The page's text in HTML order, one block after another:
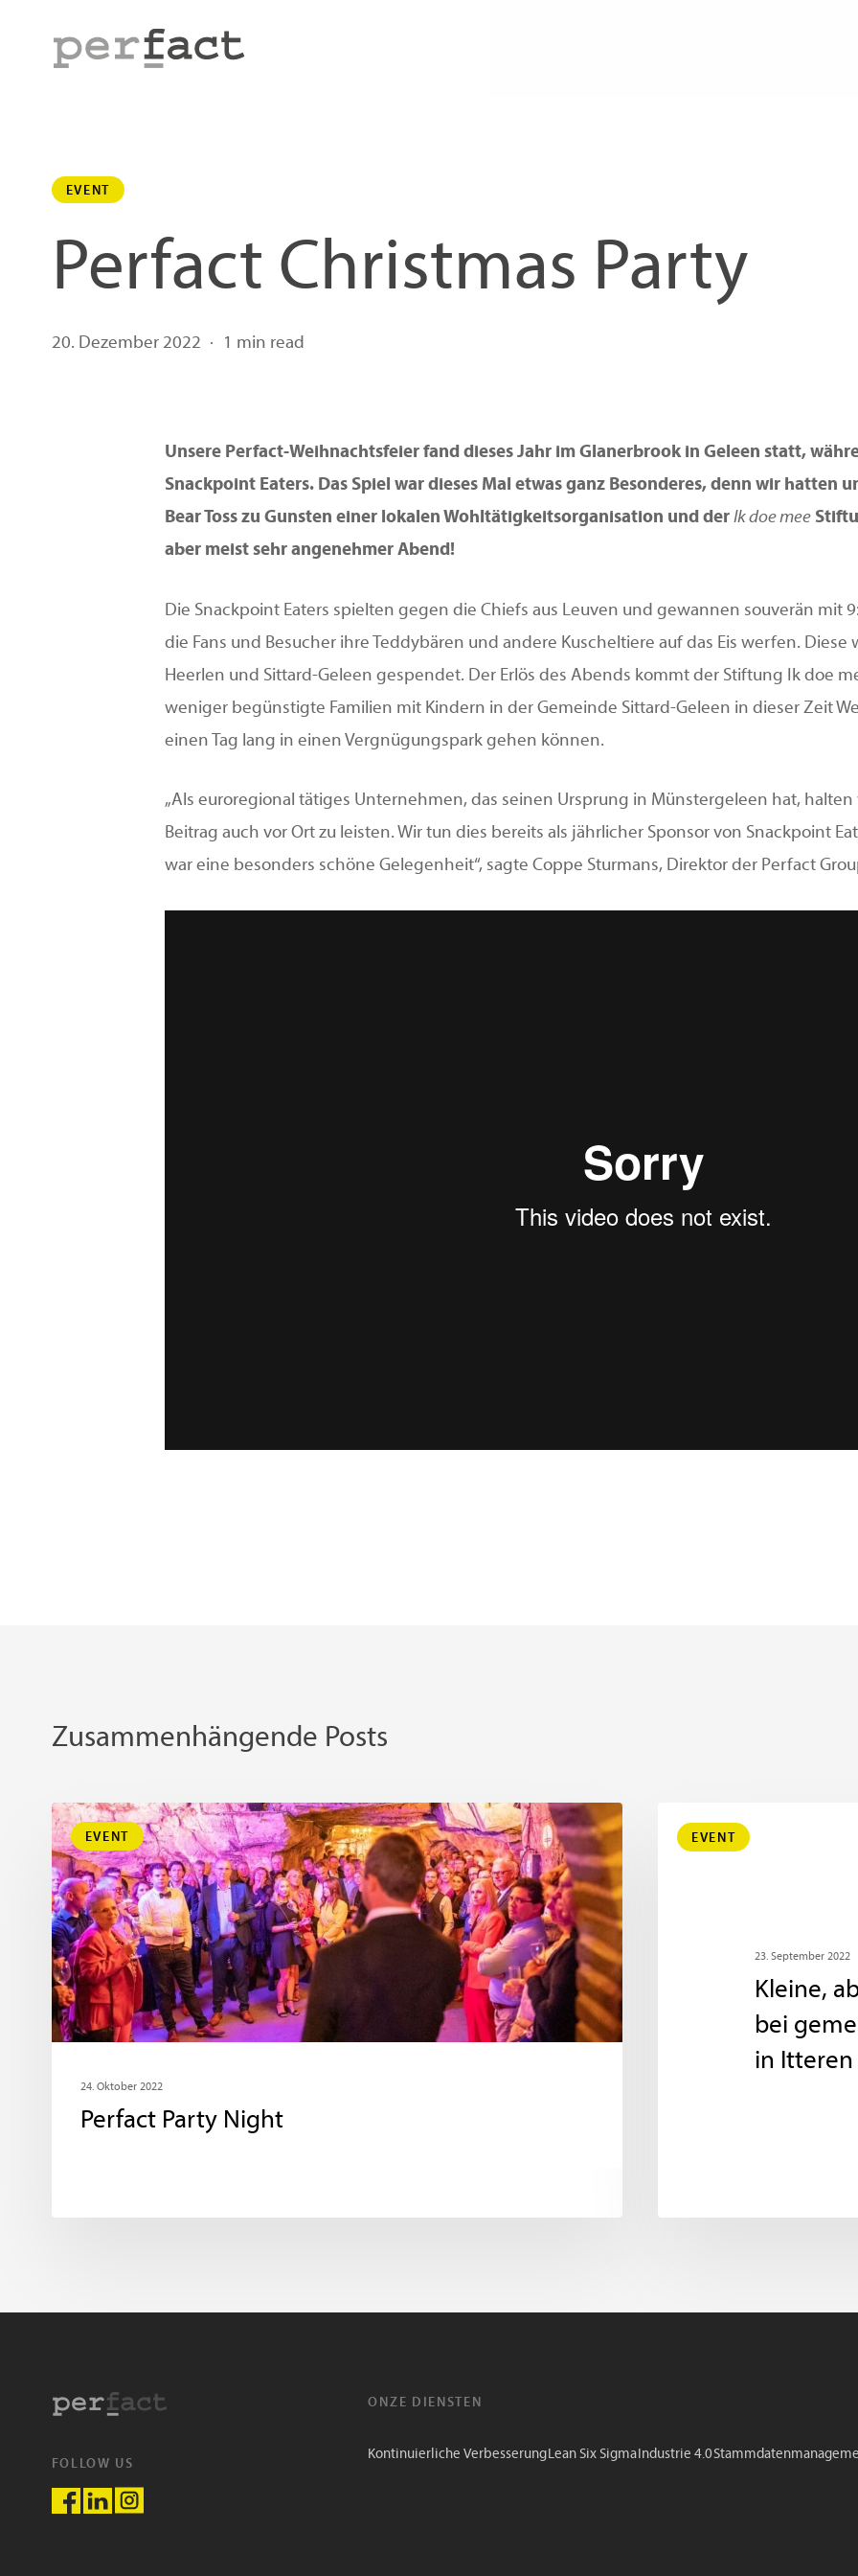
Hit enter to search or ESC to close
EVENT
Perfact Christmas Party
20. Dezember 2022 1 min read
Unsere Perfact-Weihnachtsfeier fand dieses Jahr im Glanerbrook in Geleen statt,
Snackpoint Eaters. Das Spiel war dieses Mal etwas ganz Besonderes, denn wir hatten
Bear Toss zu Gunsten einer lokalen Wohltätigkeitsorganisation und der Ik doe mee
aber meist sehr angenehmer Abend!
Die Snackpoint Eaters spielten gegen die Chiefs aus Leuven und gewannen souverän mit
die Fans und Besucher ihre Teddybären und andere Kuscheltiere auf das Eis werfen.
Heerlen und Sittard-Geleen gespendet. Der Erlös des Abends kommt der Stiftung Ik doe
weniger begünstigte Familien mit Kindern in der Gemeinde Sittard-Geleen in dieser Zeit
einen Tag lang in einen Vergnügungspark gehen können.
„Als euroregional tätiges Unternehmen, das seinen Ursprung in Münstergeleen hat,
Beitrag auch vor Ort zu leisten. Wir tun dies bereits als jährlicher Sponsor von Snackpoint
war eine besonders schöne Gelegenheit“, sagte Coppe Sturmans, Direktor der Perfact
Zusammenhängende Posts
EVENT
24. Oktober 2022
Perfact Party Night
EVENT
23. September 2022
Kleine,
bei
in Itteren
FOLLOW US
ONZE DIENSTEN
Kontinuierliche VerbesserungLean Six SigmaIndustrie 4.0